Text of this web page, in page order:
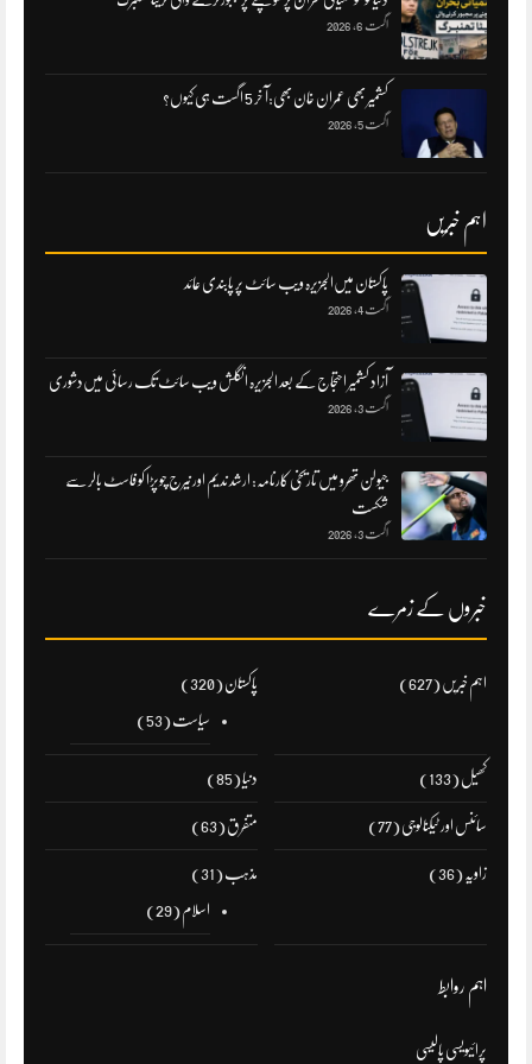
اگست 6, 2026
کشمیر بھی عمران خان بھی:آ خر 5 اگست ہی کیوں؟
اگست 5, 2026
اہم خبریں
پاکستان میں‌الجزیرہ ویب سائٹ پر پابندی عائد
اگست 4, 2026
آزاد کشمیر احتجاج کے بعد الجزیرہ انگلش ویب سائٹ تک رسائی میں‌دشوری
اگست 3, 2026
جیولن تھرو میں تاریخی کارنامہ: ارشد ندیم اور نیرج چوپڑا کو فاسٹ بالر سے
شکست
اگست 3, 2026
خبروں کے زمرے
اہم خبریں(627) پاکستان(320)
سیاست(53)
کھیل(133) دنیا(85)
سائنس اور ٹیکنالوجی(77) متفرق(63)
زاویہ (36) مذہب(31)
اسلام (29)
اہم روابط
پرائیویسی پالیسی